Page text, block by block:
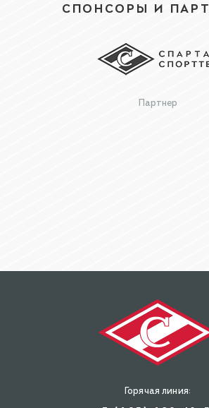
СПОНСОРЫ И
Партнер
Горячая линия: